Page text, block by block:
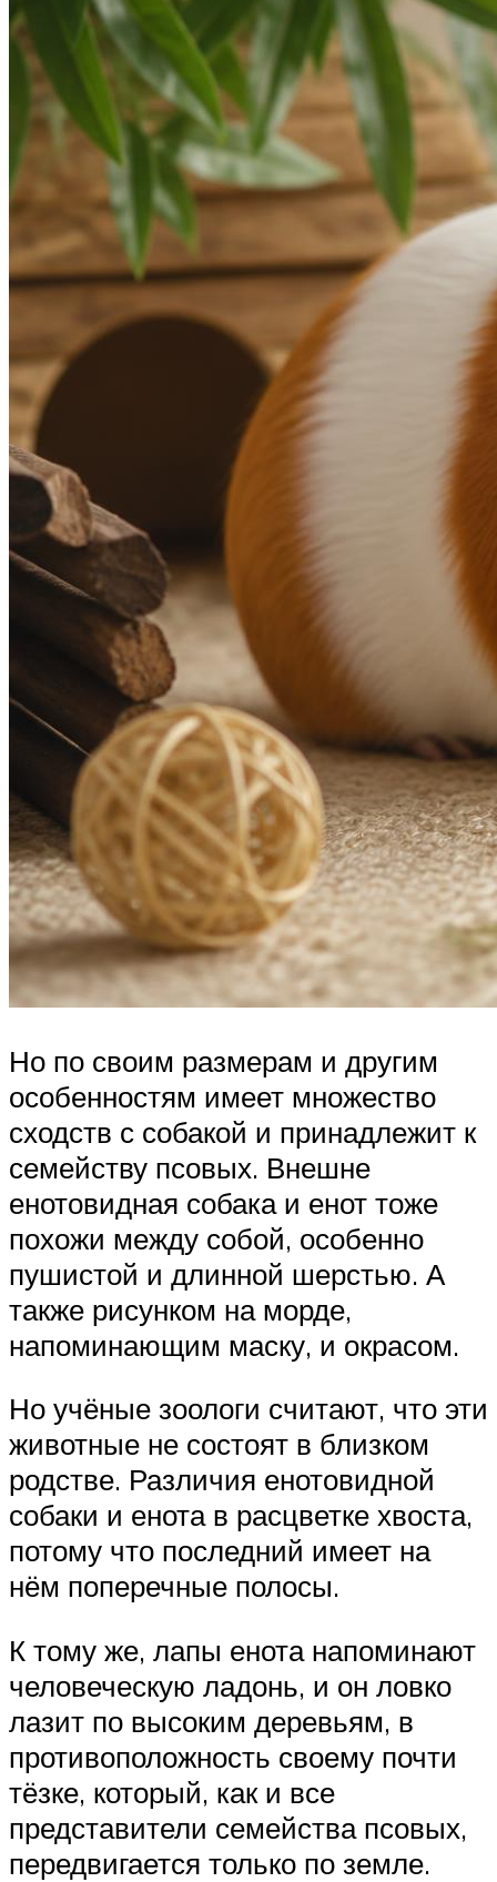
Но по своим размерам и другим
особенностям имеет множество
сходств с собакой и принадлежит к
семейству псовых. Внешне
енотовидная собака и енот тоже
похожи между собой, особенно
пушистой и длинной шерстью. А
также рисунком на морде,
напоминающим маску, и окрасом.
Но учёные зоологи считают, что эти
животные не состоят в близком
родстве. Различия енотовидной
собаки и енота в расцветке хвоста,
потому что последний имеет на
нём поперечные полосы.
К тому же, лапы енота напоминают
человеческую ладонь, и он ловко
лазит по высоким деревьям, в
противоположность своему почти
тёзке, который, как и все
представители семейства псовых,
передвигается только по земле.